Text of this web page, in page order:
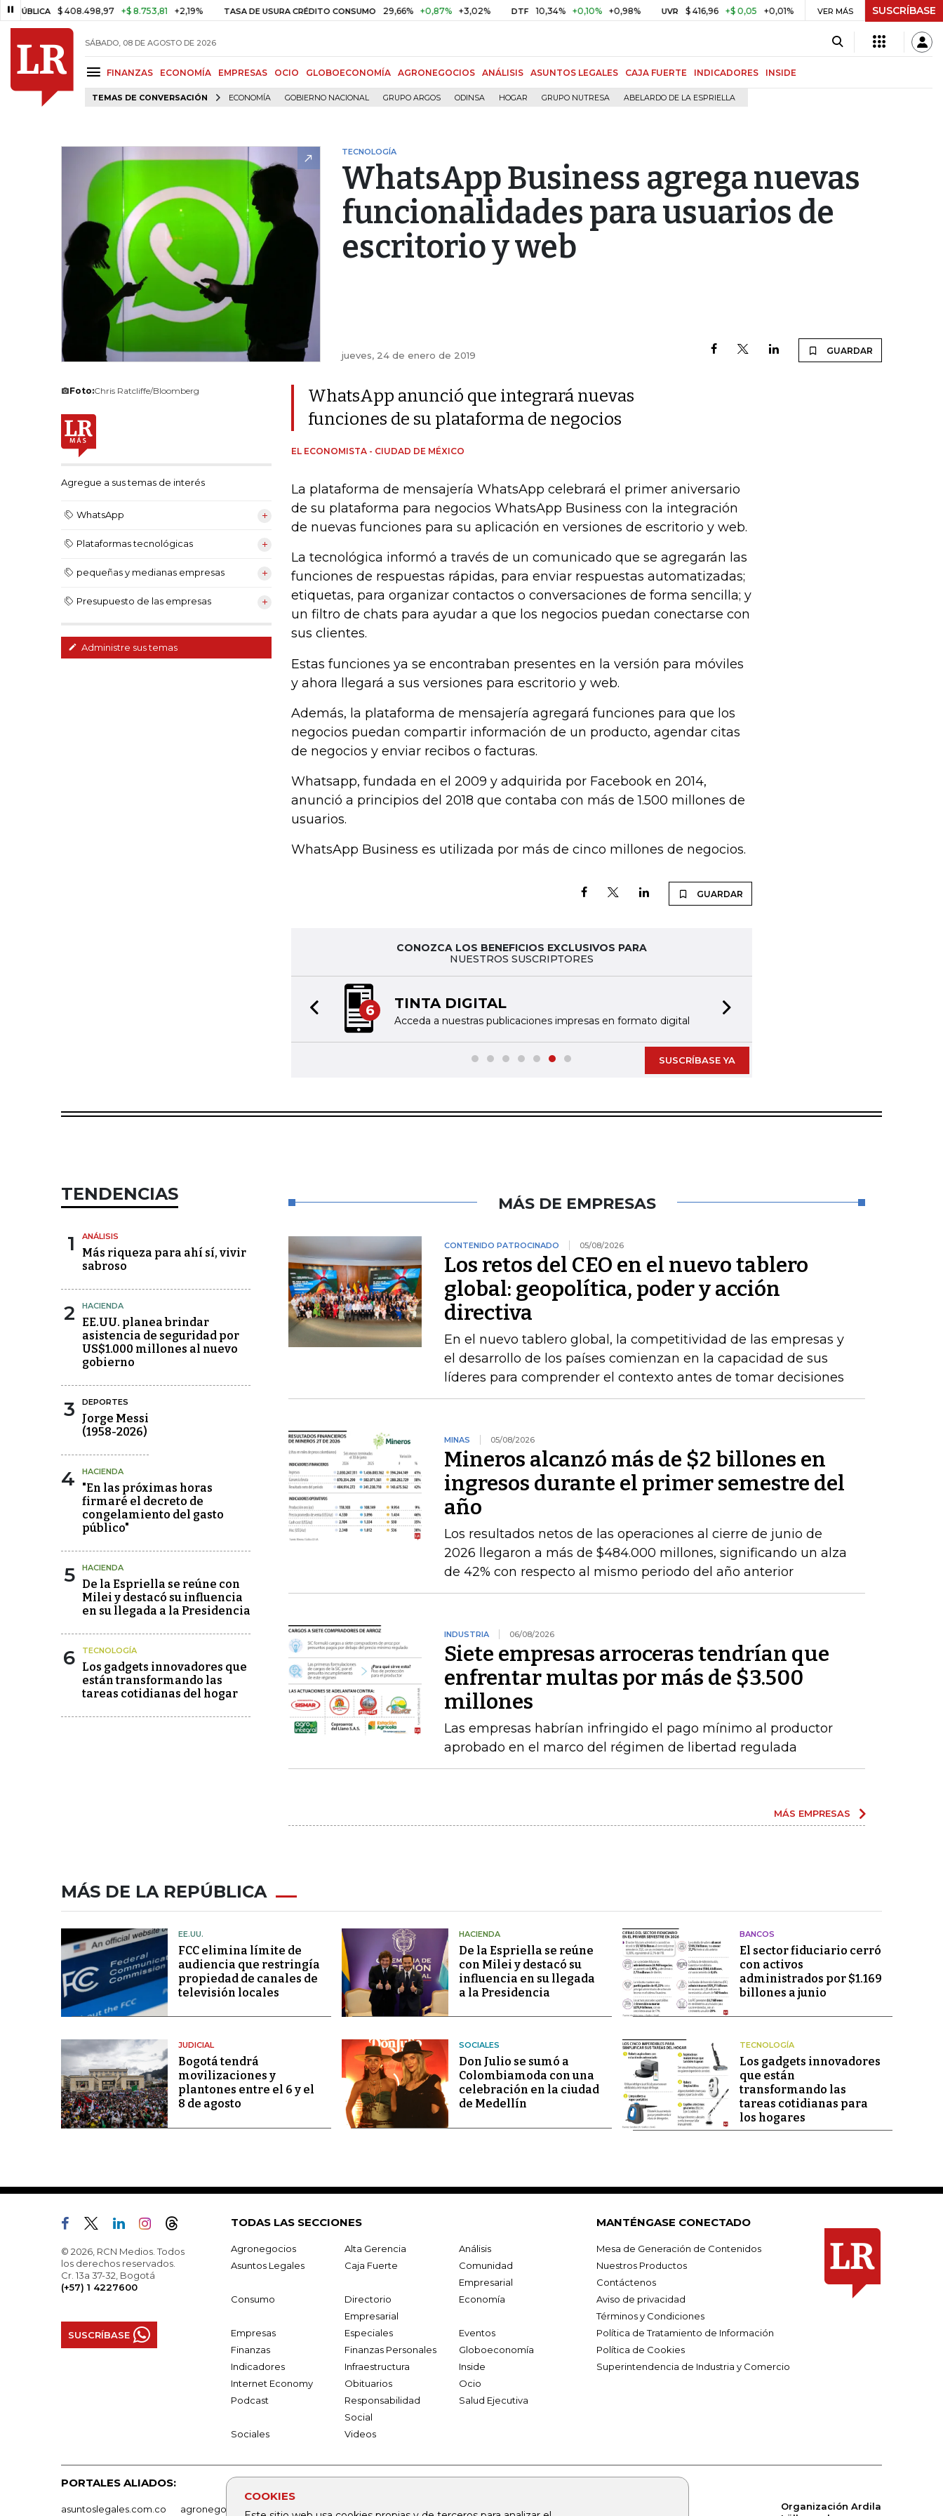
$ 408.498,97 +$ 8.753,81 +2,19% TASA DE USURA CRÉDITO CONSUMO 29,66% +0,87% +3,02% DTF 10,34% +0,10% +0,98% UVR $ 416,96 +$ 0,05 +0,01% BITCOIN US$ 64.442,80 -US$ 525,60
VER MÁS SUSCRÍBASE
SÁBADO, 08 DE AGOSTO DE 2026
FINANZAS ECONOMÍA EMPRESAS OCIO GLOBOECONOMÍA AGRONEGOCIOS ANÁLISIS ASUNTOS LEGALES CAJA FUERTE INDICADORES INSIDE
TEMAS DE CONVERSACIÓN ECONOMÍA GOBIERNO NACIONAL GRUPO ARGOS ODINSA HOGAR GRUPO NUTRESA ABELARDO DE LA ESPRIELLA
COOKIES
TECNOLOGÍA
WhatsApp Business agrega nuevas
funcionalidades para usuarios de
escritorio y web
jueves, 24 de enero de 2019 GUARDAR
Foto:Chris Ratcliffe/Bloomberg
Agregue a sus temas de interés
WhatsApp
Plataformas tecnológicas
pequeñas y medianas empresas
Presupuesto de las empresas
Administre sus temas
WhatsApp anunció que integrará nuevas
funciones de su plataforma de negocios
EL ECONOMISTA - CIUDAD DE MÉXICO
La plataforma de mensajería WhatsApp celebrará el primer aniversario
de su plataforma para negocios WhatsApp Business con la integración
de nuevas funciones para su aplicación en versiones de escritorio y web.
La tecnológica informó a través de un comunicado que se agregarán las
funciones de respuestas rápidas, para enviar respuestas automatizadas;
etiquetas, para organizar contactos o conversaciones de forma sencilla; y
un filtro de chats para ayudar a que los negocios puedan conectarse con
sus clientes.
Estas funciones ya se encontraban presentes en la versión para móviles
y ahora llegará a sus versiones para escritorio y web.
Además, la plataforma de mensajería agregará funciones para que los
negocios puedan compartir información de un producto, agendar citas
de negocios y enviar recibos o facturas.
Whatsapp, fundada en el 2009 y adquirida por Facebook en 2014,
anunció a principios del 2018 que contaba con más de 1.500 millones de
usuarios.
WhatsApp Business es utilizada por más de cinco millones de negocios.
GUARDAR
CONOZCA LOS BENEFICIOS EXCLUSIVOS PARA
NUESTROS SUSCRIPTORES
6 TINTA DIGITAL
Acceda a nuestras publicaciones impresas en formato digital
Previous slide
SUSCRÍBASE YA
TENDENCIAS
1 ANÁLISIS
Más riqueza para ahí sí, vivir
sabroso
2 HACIENDA
EE.UU. planea brindar
asistencia de seguridad por
US$1.000 millones al nuevo
gobierno
3 DEPORTES
Jorge Messi
(1958-2026)
4 HACIENDA
"En las próximas horas
firmaré el decreto de
congelamiento del gasto
público"
5 HACIENDA
De la Espriella se reúne con
Milei y destacó su influencia
en su llegada a la Presidencia
6 TECNOLOGÍA
Los gadgets innovadores que
están transformando las
tareas cotidianas del hogar
MÁS DE EMPRESAS
CONTENIDO PATROCINADO 05/08/2026
Los retos del CEO en el nuevo tablero
global: geopolítica, poder y acción
directiva
En el nuevo tablero global, la competitividad de las empresas y
el desarrollo de los países comienzan en la capacidad de sus
líderes para comprender el contexto antes de tomar decisiones
MINAS 05/08/2026
Mineros alcanzó más de $2 billones en
ingresos durante el primer semestre del
año
Los resultados netos de las operaciones al cierre de junio de
2026 llegaron a más de $484.000 millones, significando un alza
de 42% con respecto al mismo periodo del año anterior
INDUSTRIA 06/08/2026
Siete empresas arroceras tendrían que
enfrentar multas por más de $3.500
millones
Las empresas habrían infringido el pago mínimo al productor
aprobado en el marco del régimen de libertad regulada
MÁS EMPRESAS
MÁS DE LA REPÚBLICA
EE.UU.
FCC elimina límite de
audiencia que restringía
propiedad de canales de
televisión locales
HACIENDA
De la Espriella se reúne
con Milei y destacó su
influencia en su llegada
a la Presidencia
BANCOS
El sector fiduciario cerró
con activos
administrados por $1.169
billones a junio
JUDICIAL
Bogotá tendrá
movilizaciones y
plantones entre el 6 y el
8 de agosto
SOCIALES
Don Julio se sumó a
Colombiamoda con una
celebración en la ciudad
de Medellín
TECNOLOGÍA
Los gadgets innovadores
que están
transformando las
tareas cotidianas para
los hogares
© 2026, RCN Medios. Todos
los derechos reservados.
Cr. 13a 37-32, Bogotá
(+57) 1 4227600
SUSCRÍBASE
TODAS LAS SECCIONES
Agronegocios Alta Gerencia
Análisis
Asuntos Legales
Caja Fuerte
Comunidad
Empresarial
Consumo
Directorio
Empresarial
Economía
Empresas Especiales
Eventos
Finanzas
Finanzas Personales
Globoeconomía
Indicadores
Infraestructura
Inside
Internet Economy
Obituarios
Ocio
Podcast
Responsabilidad
Social
Salud Ejecutiva
Sociales Videos
MANTÉNGASE CONECTADO
Mesa de Generación de Contenidos
Nuestros Productos
Contáctenos
Aviso de privacidad
Términos y Condiciones
Política de Tratamiento de Información
Política de Cookies
Superintendencia de Industria y Comercio
PORTALES ALIADOS:
asuntoslegales.com.co agronegocios.co empresas.larepublica.co firmasdeabogados.com bolsaencolombia.com
Organización Ardila